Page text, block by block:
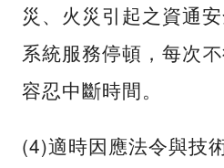
災、火災引起之資通
系統服務停頓，每次
容忍中斷時間。
(4)適時因應法令與技